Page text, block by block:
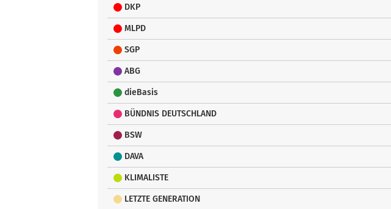
DKP
MLPD
SGP
ABG
dieBasis
BÜNDNIS DEUTSCHLAND
BSW
DAVA
KLIMALISTE
LETZTE GENERATION